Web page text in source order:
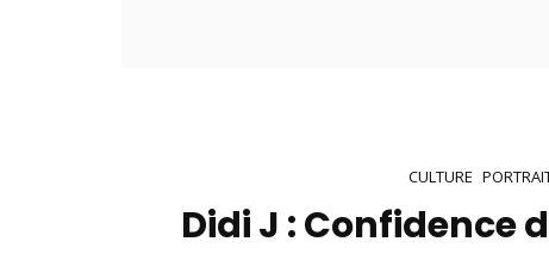
CULTURE
Didi J : Confidence